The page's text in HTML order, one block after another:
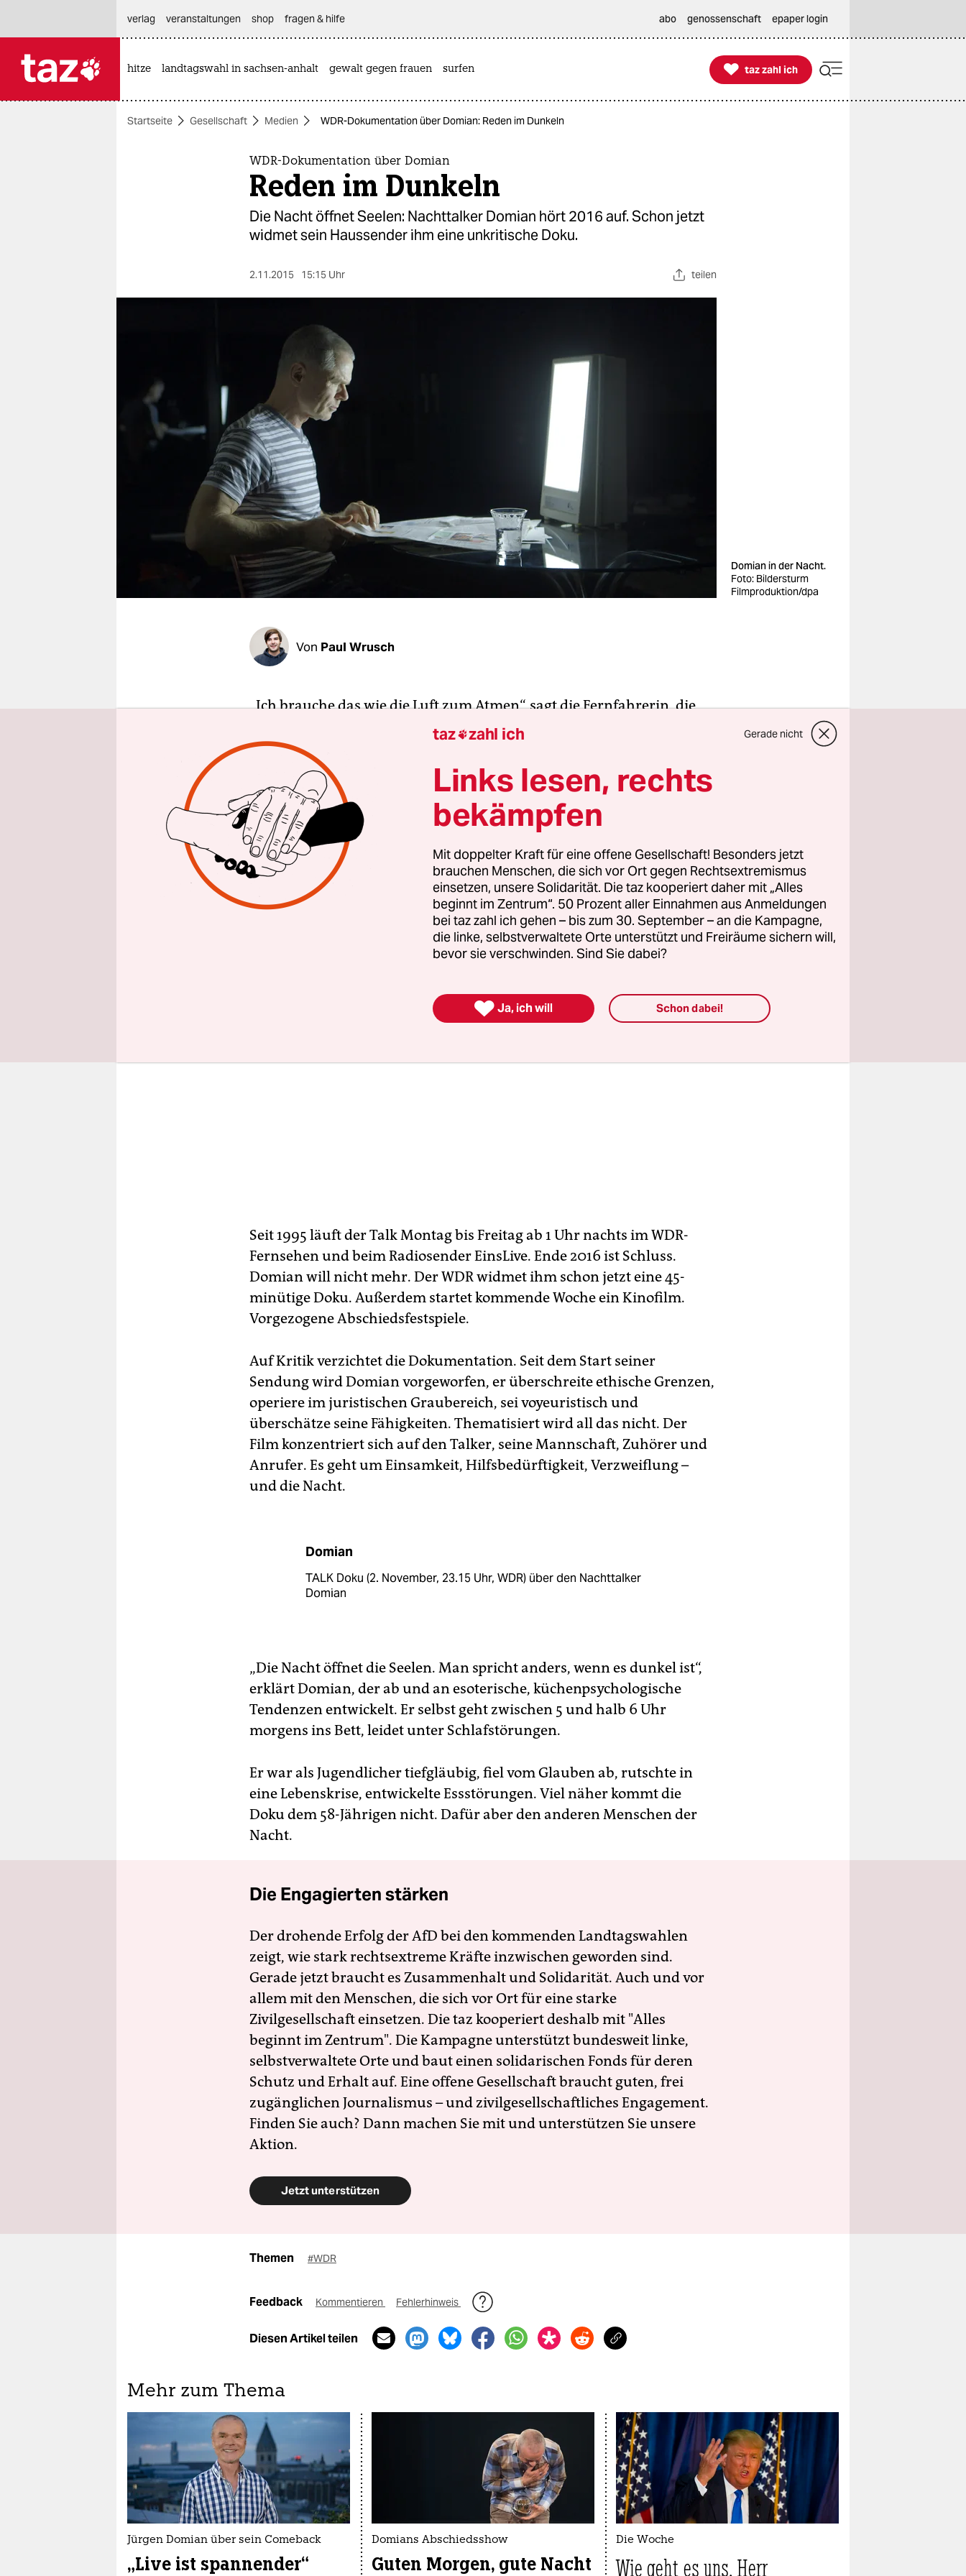
themen
wahrheit
verlag
verlag
veranstaltungen
fragen & hilfe
verlag
veranstaltungen shop fragen & hilfe abo genossenschaft epaper login
hitze landtagswahl in sachsen-anhalt gewalt gegen frauen surfen 
taz zahl ich
taz zahl ich
Startseite Gesellschaft Medien WDR-Dokumentation über Domian: Reden im Dunkeln
WDR-Dokumentation über Domian
Reden im Dunkeln
Die Nacht öffnet Seelen: Nachttalker Domian hört 2016 auf. Schon jetzt
widmet sein Haussender ihm eine unkritische Doku.
2.11.2015 15:15 Uhr teilen
Domian in der Nacht.
Foto: Bildersturm
Filmproduktion/dpa
Von Paul Wrusch
„Ich brauche das wie die Luft zum Atmen“, sagt die Fernfahrerin, die
fast jede Nacht von Dortmund nach Kassel fährt und dabei „Domian“
hört. „Es bringt die versteckten Abgründe der Gesellschaft ans
Nachtlicht. Das ist eine Erweiterung meines emotionalen Horizonts“,
sagt der Mann, der an einer Tankstelle arbeitet, über den Nacht-Talk.
„Wir machen das jetzt seit 20 Jahren, da entsteht so etwas wie eine
einseitige gute Bekanntschaft, vielleicht sogar Freundschaft“, sagt
Jürgen Domian selbst über seine Zuschauer und Zuhörer.
Mit mehr als 20.000 Menschen hat Domian in seiner Sendung live
telefoniert. Lottomillionäre, Mörder, Hausfrauen, Satanisten,
Verlassene, Pädophile: Domian spricht mit jedem.
Seit 1995 läuft der Talk Montag bis Freitag ab 1 Uhr nachts im WDR-
Fernsehen und beim Radiosender EinsLive. Ende 2016 ist Schluss.
Domian will nicht mehr. Der WDR widmet ihm schon jetzt eine 45-
minütige Doku. Außerdem startet kommende Woche ein Kinofilm.
Vorgezogene Abschiedsfestspiele.
Auf Kritik verzichtet die Dokumentation. Seit dem Start seiner
Sendung wird Domian vorgeworfen, er überschreite ethische Grenzen,
operiere im juristischen Graubereich, sei voyeuristisch und
überschätze seine Fähigkeiten. Thematisiert wird all das nicht. Der
Film konzentriert sich auf den Talker, seine Mannschaft, Zuhörer und
Anrufer. Es geht um Einsamkeit, Hilfsbedürftigkeit, Verzweiflung –
und die Nacht.
Domian
TALK Doku (2. November, 23.15 Uhr, WDR) über den Nachttalker
Domian
„Die Nacht öffnet die Seelen. Man spricht anders, wenn es dunkel ist“,
erklärt Domian, der ab und an esoterische, küchenpsychologische
Tendenzen entwickelt. Er selbst geht zwischen 5 und halb 6 Uhr
morgens ins Bett, leidet unter Schlafstörungen.
Er war als Jugendlicher tiefgläubig, fiel vom Glauben ab, rutschte in
eine Lebenskrise, entwickelte Essstörungen. Viel näher kommt die
Doku dem 58-Jährigen nicht. Dafür aber den anderen Menschen der
Nacht.
Die Engagierten stärken
Der drohende Erfolg der AfD bei den kommenden Landtagswahlen
zeigt, wie stark rechtsextreme Kräfte inzwischen geworden sind.
Gerade jetzt braucht es Zusammenhalt und Solidarität. Auch und vor
allem mit den Menschen, die sich vor Ort für eine starke
Zivilgesellschaft einsetzen. Die taz kooperiert deshalb mit "Alles
beginnt im Zentrum". Die Kampagne unterstützt bundesweit linke,
selbstverwaltete Orte und baut einen solidarischen Fonds für deren
Schutz und Erhalt auf. Eine offene Gesellschaft braucht guten, frei
zugänglichen Journalismus – und zivilgesellschaftliches Engagement.
Finden Sie auch? Dann machen Sie mit und unterstützen Sie unsere
Aktion.
Jetzt unterstützen
Themen #WDR
Feedback Kommentieren Fehlerhinweis
Diesen Artikel teilen
Mehr zum Thema
Jürgen Domian über sein Comeback
„Live ist spannender“
Domians Abschiedsshow
Guten Morgen, gute Nacht
Die Woche
Wie geht es uns, Herr
taz zahl ich Gerade nicht
Links lesen, rechts
bekämpfen
Mit doppelter Kraft für eine offene Gesellschaft! Besonders jetzt
brauchen Menschen, die sich vor Ort gegen Rechtsextremismus
einsetzen, unsere Solidarität. Die taz kooperiert daher mit „Alles
beginnt im Zentrum“. 50 Prozent aller Einnahmen aus Anmeldungen
bei taz zahl ich gehen – bis zum 30. September – an die Kampagne,
die linke, selbstverwaltete Orte unterstützt und Freiräume sichern will,
bevor sie verschwinden. Sind Sie dabei?
 Ja, ich will Schon dabei!